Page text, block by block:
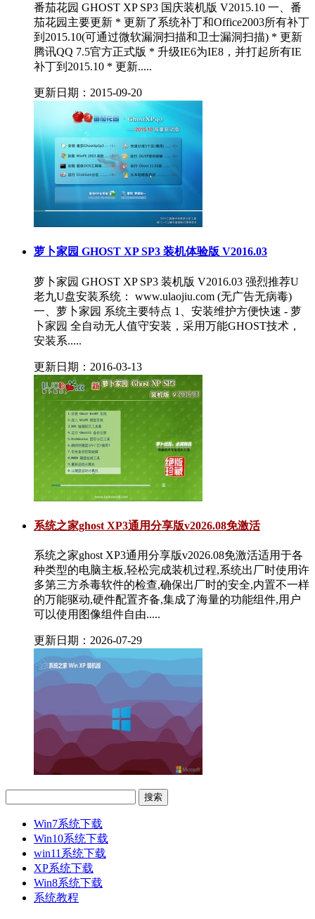
番茄花园 GHOST XP SP3 国庆装机版 V2015.10 一、番
茄花园主要更新 * 更新了系统补丁和Office2003所有补丁
到2015.10(可通过微软漏洞扫描和卫士漏洞扫描) * 更新
腾讯QQ 7.5官方正式版 * 升级IE6为IE8，并打起所有IE
补丁到2015.10 * 更新.....
更新日期：2015-09-20
萝卜家园 GHOST XP SP3 装机体验版 V2016.03
萝卜家园 GHOST XP SP3 装机版 V2016.03 强烈推荐U
老九U盘安装系统： www.ulaojiu.com (无广告无病毒)
一、萝卜家园 系统主要特点 1、安装维护方便快速 - 萝
卜家园 全自动无人值守安装，采用万能GHOST技术，
安装系.....
更新日期：2016-03-13
系统之家ghost XP3通用分享版v2026.08免激活
系统之家ghost XP3通用分享版v2026.08免激活适用于各
种类型的电脑主板,轻松完成装机过程,系统出厂时使用许
多第三方杀毒软件的检查,确保出厂时的安全,内置不一样
的万能驱动,硬件配置齐备,集成了海量的功能组件,用户
可以使用图像组件自由.....
更新日期：2026-07-29
Win7系统下载
Win10系统下载
win11系统下载
XP系统下载
Win8系统下载
系统教程